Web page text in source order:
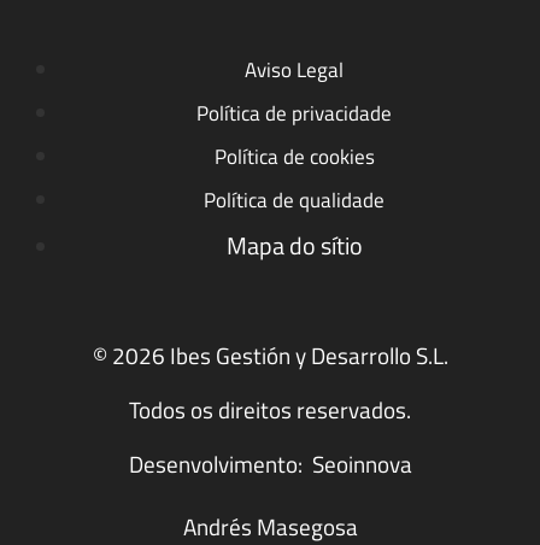
Aviso Legal
Política de privacidade
Política de cookies
Política de qualidade
Mapa do sítio
© 2026 Ibes Gestión y Desarrollo S.L.
Todos os direitos reservados.
Desenvolvimento: Seoinnova
Andrés Masegosa